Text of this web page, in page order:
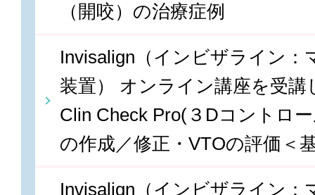
（開咬）の治療症例
Invisalign（インビザライン：
装置） オンライン講座を受講
Clin Check Pro(３Dコントロ
の作成／修正・VTOの評価＜
Invisalign（インビザライン：